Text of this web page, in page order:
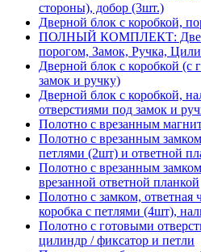
стороны), добор (3шт.)
Дверной блок с коробкой,
ПОЛНЫЙ КОМПЛЕКТ:
порогом, Замок, Ручка,
Дверной блок с коробкой (с
замок и ручку)
Дверной блок с коробкой,
отверстиями под замок и
Полотно с врезанным
Полотно с врезанным
петлями (2шт) и ответной
Полотно с врезанным
врезанной ответной планкой
Полотно с замком, ответная
коробка с петлями (4шт),
Полотно с готовыми
цилиндр / фиксатор и петли